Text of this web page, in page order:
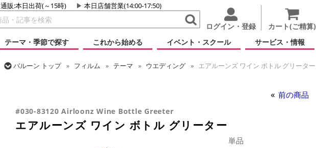
通販:本日出荷(～15時) 本日店舗営業(14:00-17:50)
ログイン・登録 カート(ご精算)
テーマ・季節で探す
これから始める イベント・スクール サービス・情報
バルーン トップ フィルム テーマ ウエディング
エアルーンズ ワイン ボトル グリーター
前の商品
#030-83120 Airloonz Wine Bottle Greeter
エアルーンズ ワイン ボトル グリーター
単品